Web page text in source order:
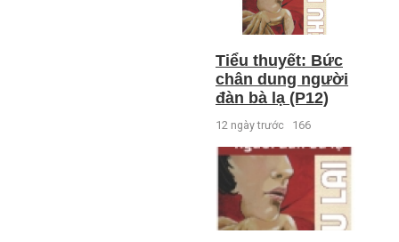
Tiểu thuyết: Bức
chân dung người
đàn bà lạ (P12)
12 ngày trước 166